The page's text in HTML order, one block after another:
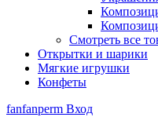
Смотреть все
Открытки и шарики
Мягкие игрушки
Конфеты
fanfanperm Вход